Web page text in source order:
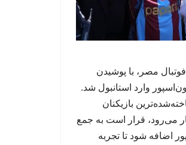
مصر، با پوشیدن
وارد استانبول شد.
بازیکنان
می‌رود، قرار است به جمع
اضافه شود تا تجربه